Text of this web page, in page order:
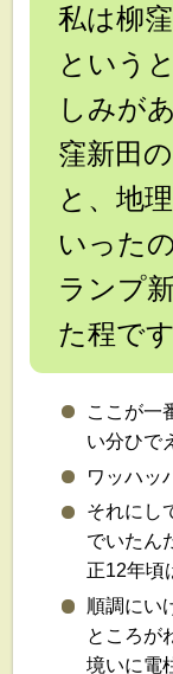
私は柳
という
しみが
窪新田
と、地
いった
ランプ
た程です
ここが一
い分ひで
ワッハッ
それにし
でいたん
正12年頃
順調にい
ところが
境いに電